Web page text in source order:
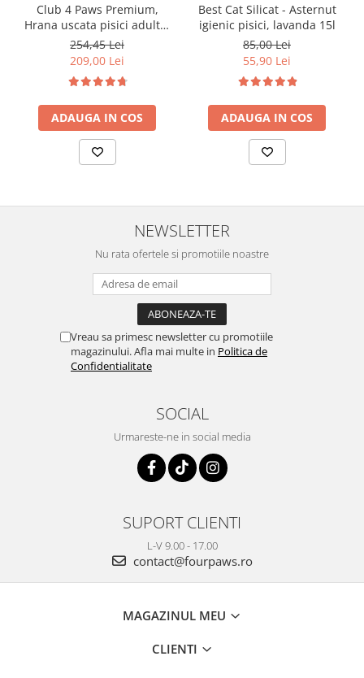
Club 4 Paws Premium,
Hrana uscata pisici adulte,
cu Pui 14kg
254,45 Lei
209,00 Lei
ADAUGA IN COS
Best Cat Silicat - Asternut
igienic pisici, lavanda 15l
85,00 Lei
55,90 Lei
ADAUGA IN COS
NEWSLETTER
Nu rata ofertele si promotiile noastre
Vreau sa primesc newsletter cu promotiile
magazinului. Afla mai multe in Politica de
Confidentialitate
SOCIAL
Urmareste-ne in social media
SUPORT CLIENTI
L-V 9.00 - 17.00
contact@fourpaws.ro
MAGAZINUL MEU
CLIENTI